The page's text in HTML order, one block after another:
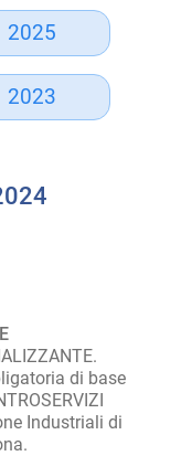
2025
2023
di base
Industriali di